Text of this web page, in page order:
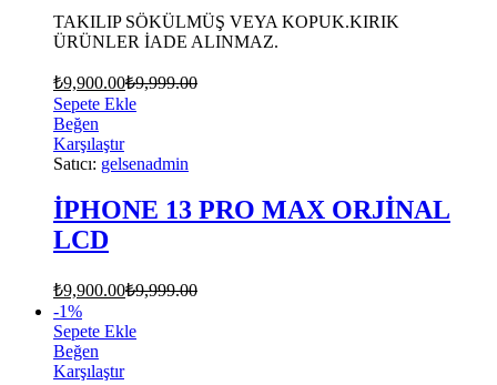
TAKILIP SÖKÜLMÜŞ VEYA KOPUK.KIRIK
ÜRÜNLER İADE ALINMAZ.
₺9,900.00₺9,999.00
Sepete Ekle
Beğen
Karşılaştır
Satıcı: gelsenadmin
İPHONE 13 PRO MAX ORJİNAL
LCD
₺9,900.00₺9,999.00
-1%
Sepete Ekle
Beğen
Karşılaştır